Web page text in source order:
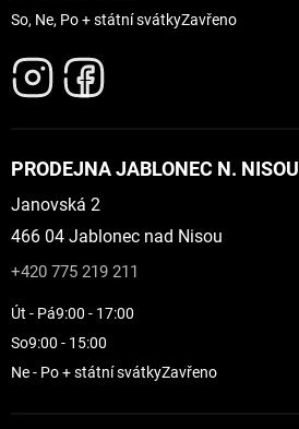
So, Ne, Po + státní svátkyZavřeno
PRODEJNA JABLONEC N. NISOU
Janovská 2
466 04 Jablonec nad Nisou
+420 775 219 211
Út - Pá9:00 - 17:00
So9:00 - 15:00
Ne - Po + státní svátkyZavřeno